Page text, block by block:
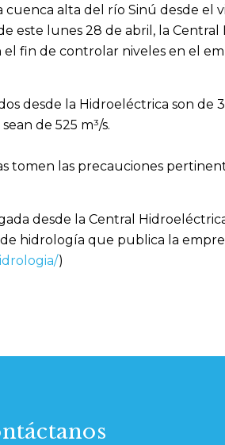
alta del río Sinú desde el
este lunes 28 de abril, la
fin de controlar niveles en el
desde la Hidroeléctrica son de
de 525 m³/s.
tomen las precauciones
desde la Central
hidrología que publica la
)